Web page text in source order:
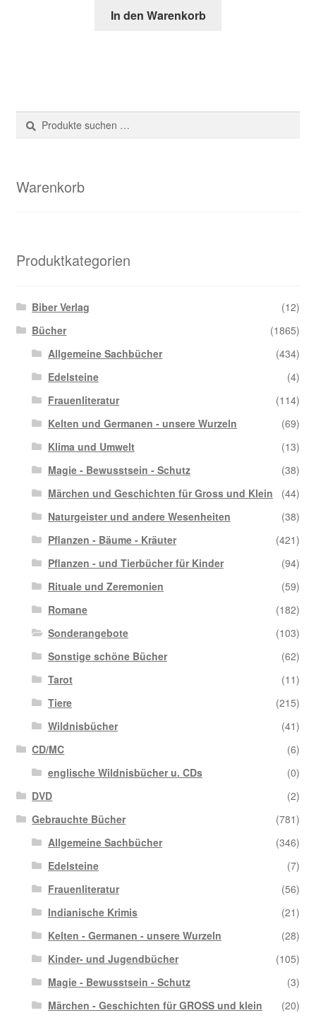
In den Warenkorb
Suche
nach:
Suchen
Warenkorb
Produktkategorien
Biber Verlag
(12)
Bücher
(1865)
Allgemeine Sachbücher
(434)
Edelsteine
(4)
Frauenliteratur
(114)
Kelten und Germanen - unsere Wurzeln
(69)
Klima und Umwelt
(13)
Magie - Bewusstsein - Schutz
(38)
Märchen und Geschichten für Gross und Klein
(44)
Naturgeister und andere Wesenheiten
(38)
Pflanzen - Bäume - Kräuter
(421)
Pflanzen - und Tierbücher für Kinder
(94)
Rituale und Zeremonien
(59)
Romane
(182)
Sonderangebote
(103)
Sonstige schöne Bücher
(62)
Tarot
(11)
Tiere
(215)
Wildnisbücher
(41)
CD/MC
(6)
englische Wildnisbücher u. CDs
(0)
DVD
(2)
Gebrauchte Bücher
(781)
Allgemeine Sachbücher
(346)
Edelsteine
(7)
Frauenliteratur
(56)
Indianische Krimis
(21)
Kelten - Germanen - unsere Wurzeln
(28)
Kinder- und Jugendbücher
(105)
Magie - Bewusstsein - Schutz
(3)
Märchen - Geschichten für GROSS und klein
(20)